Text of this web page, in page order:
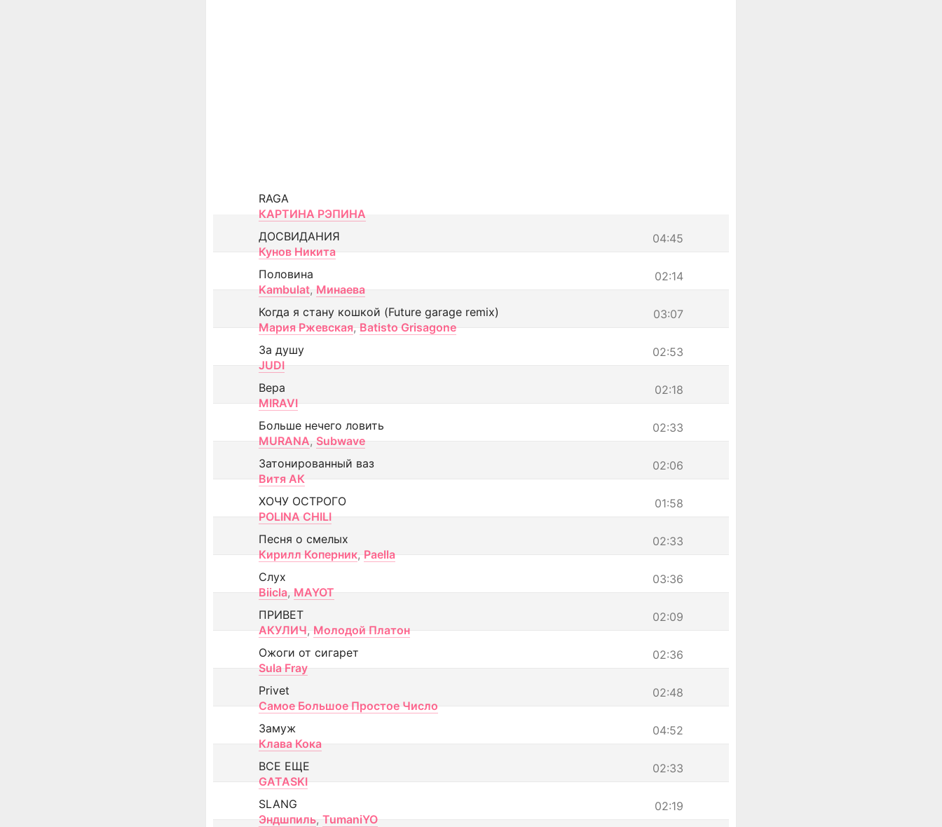
RAGA
КАРТИНА РЭПИНА
04:45
ДОСВИДАНИЯ
Кунов Никита
02:14
Половина
Kambulat, Минаева
03:07
Когда я стану кошкой (Future garage remix)
Мария Ржевская, Batisto Grisagone
02:53
За душу
JUDI
02:18
Вера
MIRAVI
02:33
Больше нечего ловить
MURANA, Subwave
02:06
Затонированный ваз
Витя АК
01:58
ХОЧУ ОСТРОГО
POLINA CHILI
02:33
Песня о смелых
Кирилл Коперник, Paella
03:36
Слух
Biicla, MAYOT
02:09
ПРИВЕТ
АКУЛИЧ, Молодой Платон
02:36
Ожоги от сигарет
Sula Fray
02:48
Privet
Самое Большое Простое Число
04:52
Замуж
Клава Кока
02:33
ВСЕ ЕЩЕ
GATASKI
02:19
SLANG
Эндшпиль, TumaniYO